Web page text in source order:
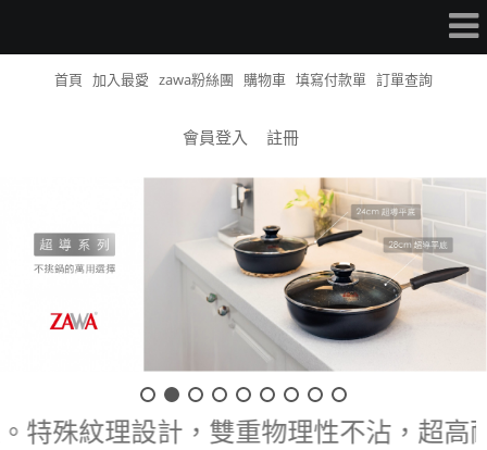
首頁 加入最愛 zawa粉絲團 購物車 填寫付款單 訂單查詢
會員登入 註冊
殊紋理設計，雙重物理性不沾，超